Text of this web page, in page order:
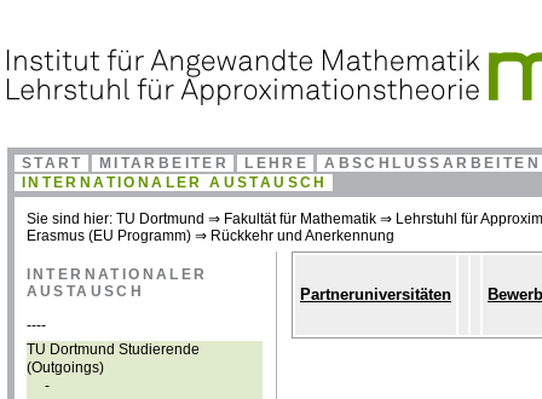
START MITARBEITER LEHRE
ABSCHLUSSARBEITEN
INTERNATIONALER AUSTAUSCH
Sie sind hier: TU Dortmund ⇒ Fakultät für Mathematik ⇒ Lehrstuhl für
Erasmus (EU Programm) ⇒ Rückkehr und Anerkennung
INTERNATIONALER
AUSTAUSCH
----
TU Dortmund Studierende
(Outgoings)
-
Partneruniversitäten